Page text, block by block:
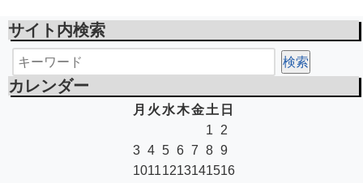
サイト内検索
カレンダー
月 火 水木金 土 日
1
2
3 4 5 6 7 8 9
10111213141516